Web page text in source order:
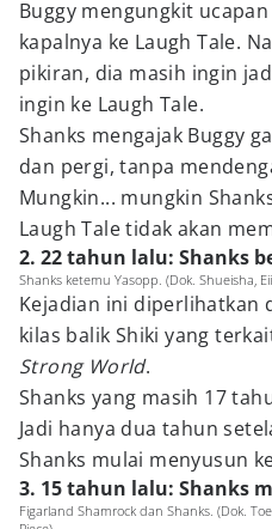
Buggy mengungkit
kapalnya ke Laugh Tale.
pikiran, dia masih ingin
ingin ke Laugh Tale.
Shanks mengajak Buggy
dan pergi, tanpa
Mungkin... mungkin
Laugh Tale tidak akan
2. 22 tahun lalu: Shanks
Shanks ketemu Yasopp. (Dok. Shueisha,
Kejadian ini diperlihatkan
kilas balik Shiki yang
Strong World.
Shanks yang masih 17
Jadi hanya dua tahun
Shanks mulai menyusun
3. 15 tahun lalu: Shanks
Figarland Shamrock dan Shanks. (Dok.